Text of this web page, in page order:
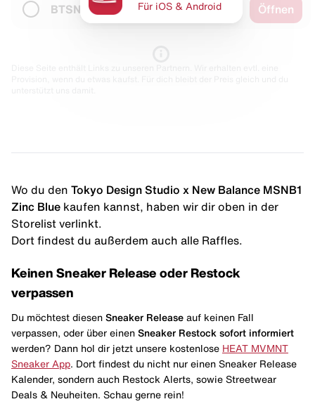
BTSN Öffnen
Für iOS & Android
Wo du den Tokyo Design Studio x New Balance MSNB1
Zinc Blue kaufen kannst, haben wir dir oben in der
Storelist verlinkt.
Dort findest du außerdem auch alle Raffles.
Keinen Sneaker Release oder Restock
verpassen
Du möchtest diesen Sneaker Release auf keinen Fall
verpassen, oder über einen Sneaker Restock sofort informiert
werden? Dann hol dir jetzt unsere kostenlose HEAT MVMNT
Sneaker App . Dort findest du nicht nur einen Sneaker Release
Kalender, sondern auch Restock Alerts, sowie Streetwear
Deals & Neuheiten. Schau gerne rein!